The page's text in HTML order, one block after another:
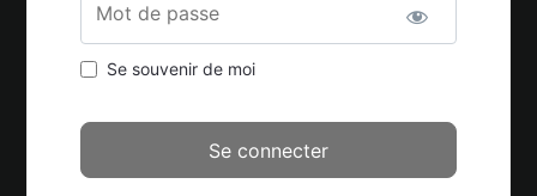
Mot de passe
Se souvenir de moi